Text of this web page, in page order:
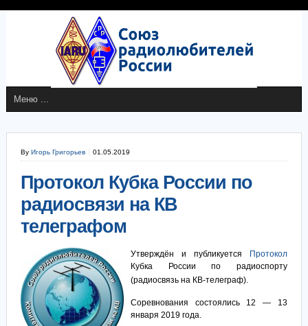
By Игорь Григорьев 01.05.2019
Протокол Кубка России по
радиосвязи на КВ
телеграфом
Утверждён и публикуется
Протокол
Кубка России по радиоспорту
(радиосвязь на КВ-телеграф).
Соревнования состоялись 12 — 13
января 2019 года.